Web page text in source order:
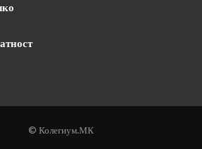
© Колегиум.МК